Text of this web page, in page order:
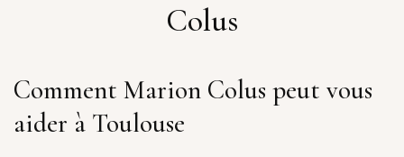
Colus
Comment Marion Colus peut vous
aider à Toulouse